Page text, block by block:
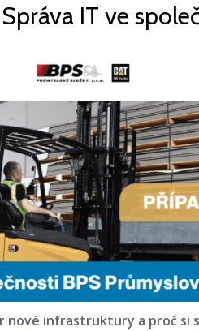
IT ve
nové infrastruktury a proč